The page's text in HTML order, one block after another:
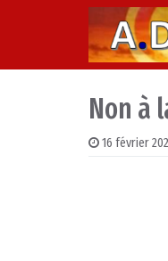
Skip to content
Main Navigation
Non à
16 février